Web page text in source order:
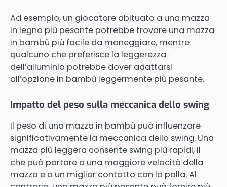
Ad esempio, un giocatore abituato a una mazza
in legno più pesante potrebbe trovare una mazza
in bambù più facile da maneggiare, mentre
qualcuno che preferisce la leggerezza
dell’alluminio potrebbe dover adattarsi
all’opzione in bambù leggermente più pesante.
Impatto del peso sulla meccanica dello swing
Il peso di una mazza in bambù può influenzare
significativamente la meccanica dello swing. Una
mazza più leggera consente swing più rapidi, il
che può portare a una maggiore velocità della
mazza e a un miglior contatto con la palla. Al